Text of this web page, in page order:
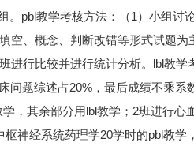
。pbl教学考核方法：（1）小组
空、概念、判断改错等形式试题
进行比较并进行统计分析。lbl教
问题综述占20%，最后成绩不乘
，其余部分用lbl教学；2班进行
枢神经系统药理学20学时的pbl教